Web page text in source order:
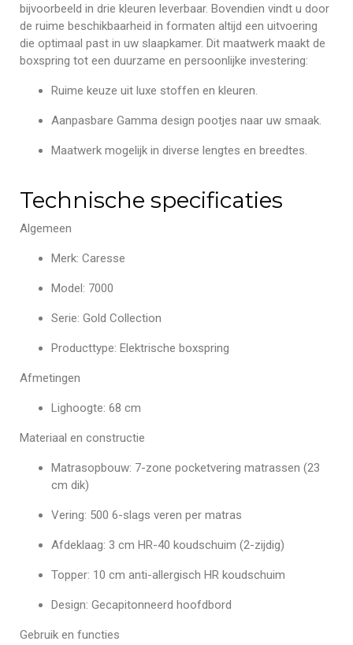
bijvoorbeeld in drie kleuren leverbaar. Bovendien vindt u door
de ruime beschikbaarheid in formaten altijd een uitvoering
die optimaal past in uw slaapkamer. Dit maatwerk maakt de
boxspring tot een duurzame en persoonlijke investering:
Ruime keuze uit luxe stoffen en kleuren.
Aanpasbare Gamma design pootjes naar uw smaak.
Maatwerk mogelijk in diverse lengtes en breedtes.
Technische specificaties
Algemeen
Merk: Caresse
Model: 7000
Serie: Gold Collection
Producttype: Elektrische boxspring
Afmetingen
Lighoogte: 68 cm
Materiaal en constructie
Matrasopbouw: 7-zone pocketvering matrassen (23
cm dik)
Vering: 500 6-slags veren per matras
Afdeklaag: 3 cm HR-40 koudschuim (2-zijdig)
Topper: 10 cm anti-allergisch HR koudschuim
Design: Gecapitonneerd hoofdbord
Gebruik en functies